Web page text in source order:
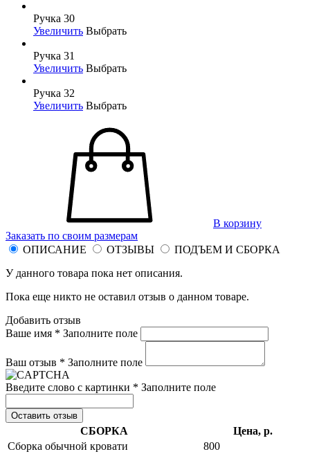
Ручка 30
Увеличить Выбрать
Ручка 31
Увеличить Выбрать
Ручка 32
Увеличить Выбрать
В корзину
Заказать по своим размерам
ОПИСАНИЕ
ОТЗЫВЫ
ПОДЪЕМ И СБОРКА
У данного товара пока нет описания.
Пока еще никто не оставил отзыв о данном товаре.
Добавить отзыв
Ваше имя * Заполните поле
Ваш отзыв * Заполните поле
Введите слово с картинки * Заполните поле
Оставить отзыв
СБОРКА
Цена, р.
Сборка обычной кровати
800